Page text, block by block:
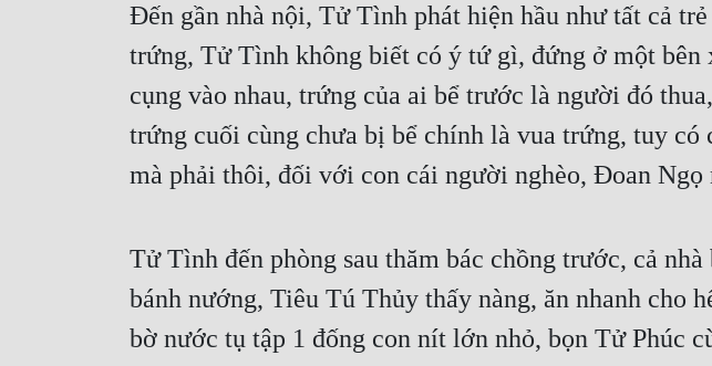
Đến gần nhà nội, Tử Tình phát hiện hầu như tất cả
trứng, Tử Tình không biết có ý tứ gì, đứng ở một
cụng vào nhau, trứng của ai bể trước là người đó
trứng cuối cùng chưa bị bể chính là vua trứng, tuy
mà phải thôi, đối với con cái người nghèo, Đoan
Tử Tình đến phòng sau thăm bác chồng trước, cả
bánh nướng, Tiêu Tú Thủy thấy nàng, ăn nhanh cho
bờ nước tụ tập 1 đống con nít lớn nhỏ, bọn Tử Phúc